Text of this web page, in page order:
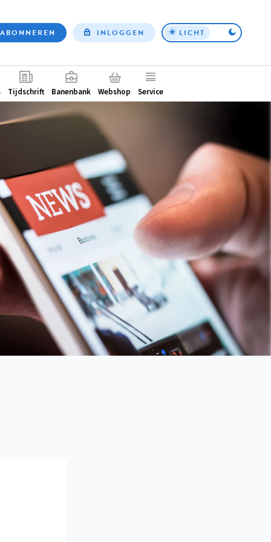
Top
ABONNEREN INLOGGEN LICHT
Tijdschrift Banenbank Webshop Service